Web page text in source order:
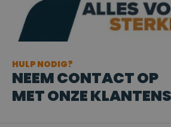
HULP NODIG?
NEEM CONTACT OP
MET ONZE